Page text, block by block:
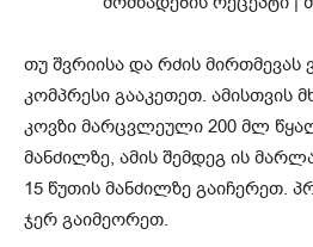
თუ შვრიისა და რძის მირთმევას
კომპრესი გააკეთეთ. ამისთვის
კოვზი მარცვლეული 200 მლ
მანძილზე, ამის შემდეგ ის
15 წუთის მანძილზე გაიჩერეთ.
ჯერ გაიმეორეთ.